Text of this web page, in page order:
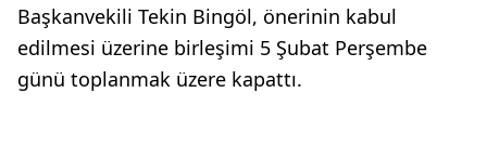
Başkanvekili Tekin Bingöl, önerinin kabul
edilmesi üzerine birleşimi 5 Şubat Perşembe
günü toplanmak üzere kapattı.